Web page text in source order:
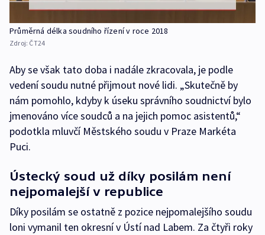
Průměrná délka soudního řízení v roce 2018
Zdroj: ČT24
Aby se však tato doba i nadále zkracovala, je podle
vedení soudu nutné přijmout nové lidi. „Skutečně by
nám pomohlo, kdyby k úseku správního soudnictví bylo
jmenováno více soudců a na jejich pomoc asistentů,“
podotkla mluvčí Městského soudu v Praze Markéta
Puci.
Ústecký soud už díky posilám není
nejpomalejší v republice
Díky posilám se ostatně z pozice nejpomalejšího soudu
loni vymanil ten okresní v Ústí nad Labem. Za čtyři roky